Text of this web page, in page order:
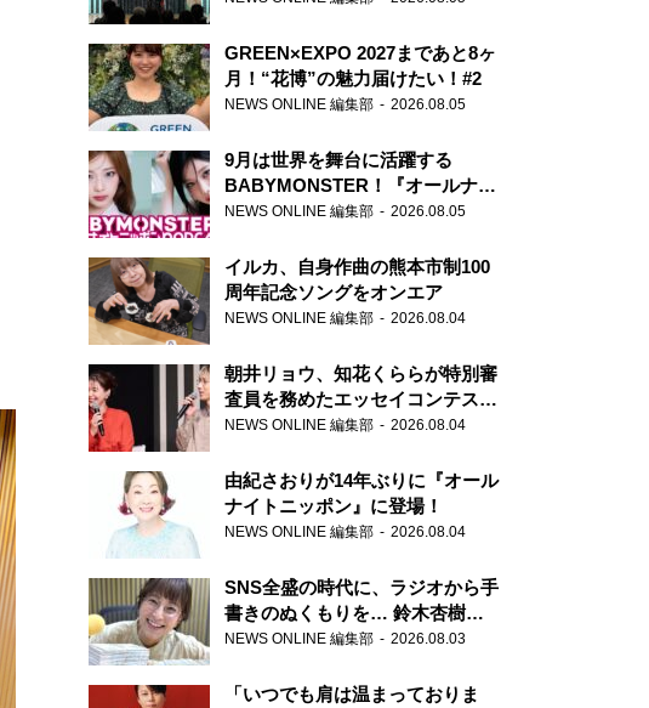
GREEN×EXPO 2027まであと8ヶ
月！“花博”の魅力届けたい！#2
NEWS ONLINE 編集部 2026.08.05
9月は世界を舞台に活躍する
BABYMONSTER！『オールナイ
トニッポンPODCAST』月替わり
NEWS ONLINE 編集部 2026.08.05
イルカ、自身作曲の熊本市制100
周年記念ソングをオンエア
NEWS ONLINE 編集部 2026.08.04
朝井リョウ、知花くららが特別審
査員を務めたエッセイコンテスト
の特別番組「#いまあなたに伝え
NEWS ONLINE 編集部 2026.08.04
由紀さおりが14年ぶりに『オール
ナイトニッポン』に登場！
NEWS ONLINE 編集部 2026.08.04
SNS全盛の時代に、ラジオから手
書きのぬくもりを… 鈴木杏樹の
直筆はがきが届く！
郵便局
NEWS ONLINE 編集部 2026.08.03
「いつでも肩は温まっておりま